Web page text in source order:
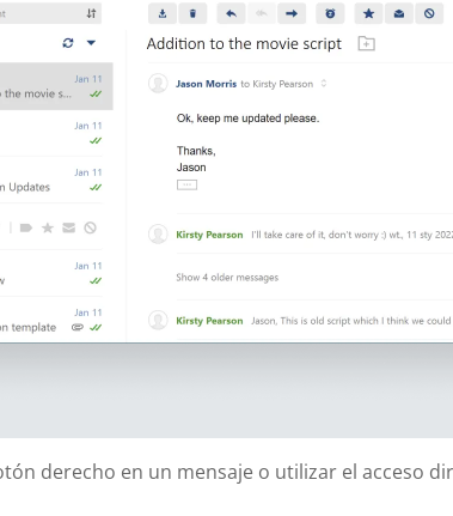
derecho en un mensaje o utilizar el acceso